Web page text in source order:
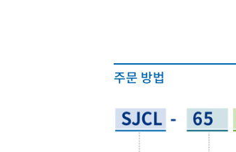
주문 방법